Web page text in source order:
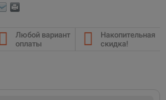
Любой вариант
оплаты
Накопительная
скидка!